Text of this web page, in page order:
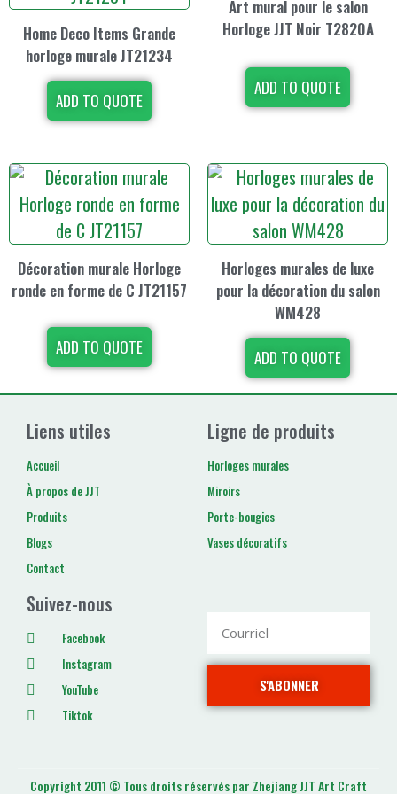
Home Deco Items Grande
horloge murale JT21234
ADD TO QUOTE
Art mural pour le salon
Horloge JJT Noir T2820A
ADD TO QUOTE
Décoration murale Horloge
ronde en forme de C JT21157
ADD TO QUOTE
Horloges murales de luxe
pour la décoration du salon
WM428
ADD TO QUOTE
Liens utiles
Accueil
À propos de JJT
Produits
Blogs
Contact
Ligne de produits
Horloges murales
Miroirs
Porte-bougies
Vases décoratifs
Suivez-nous
Facebook
Instagram
YouTube
Tiktok
S'ABONNER
Copyright 2011 © Tous droits réservés par Zhejiang JJT Art Craft